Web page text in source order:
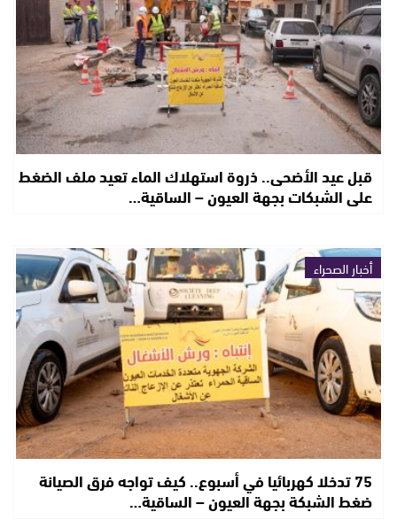
قبل عيد الأضحى.. ذروة استهلاك الماء تعيد ملف الضغط
على الشبكات بجهة العيون – الساقية…
أخبار الصحراء
75 تدخلا كهربائيا في أسبوع.. كيف تواجه فرق الصيانة
ضغط الشبكة بجهة العيون – الساقية…